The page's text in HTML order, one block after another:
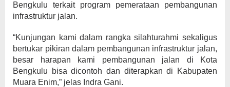
Bengkulu terkait program pemerataan pembangunan
infrastruktur jalan.
“Kunjungan kami dalam rangka silahturahmi sekaligus
bertukar pikiran dalam pembangunan infrastruktur jalan,
besar harapan kami pembangunan jalan di Kota
Bengkulu bisa dicontoh dan diterapkan di Kabupaten
Muara Enim,” jelas Indra Gani.